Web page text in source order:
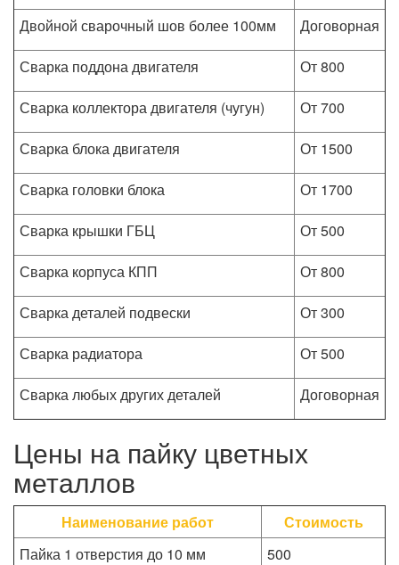
Двойной сварочный шов более 100мм
Договорная
Сварка поддона двигателя
От 800
Сварка коллектора двигателя (чугун)
От 700
Сварка блока двигателя
От 1500
Сварка головки блока
От 1700
Сварка крышки ГБЦ
От 500
Сварка корпуса КПП
От 800
Сварка деталей подвески
От 300
Сварка радиатора
От 500
Сварка любых других деталей
Договорная
Цены на пайку цветных
металлов
Наименование работ
Стоимость
Пайка 1 отверстия до 10 мм
500